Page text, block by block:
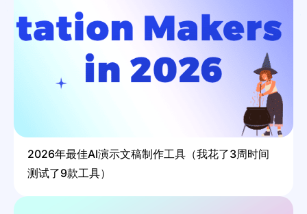
2026年最佳AI演示文稿制作工具（我花了3周时间
测试了9款工具）